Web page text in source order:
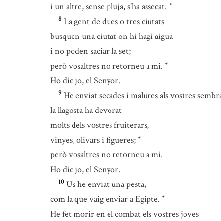
i un altre, sense pluja, s’ha assecat. *
8 La gent de dues o tres ciutats
busquen una ciutat on hi hagi aigua
i no poden saciar la set;
però vosaltres no retorneu a mi. *
Ho dic jo, el Senyor.
9 He enviat secades i malures als vostres
la llagosta ha devorat
molts dels vostres fruiterars,
vinyes, olivars i figueres; *
però vosaltres no retorneu a mi.
Ho dic jo, el Senyor.
10 Us he enviat una pesta,
com la que vaig enviar a Egipte. *
He fet morir en el combat els vostres joves